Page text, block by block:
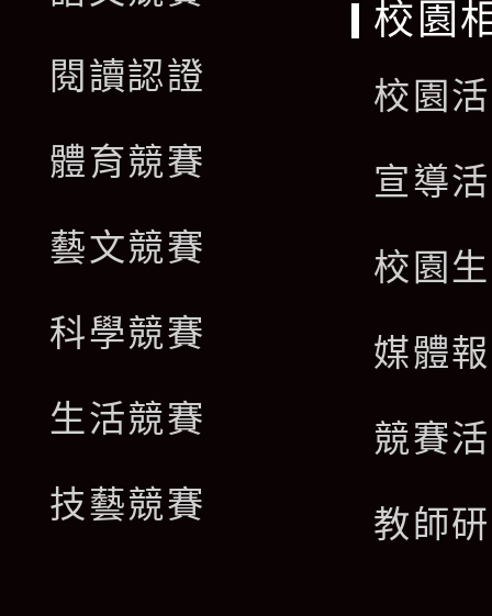
閱讀認證
體育競賽
藝文競賽
科學競賽
生活競賽
技藝競賽
校園
校園
宣導
校園
媒體
競賽
教師